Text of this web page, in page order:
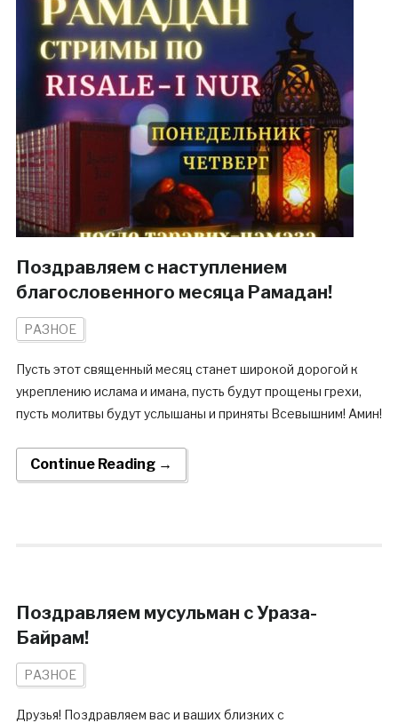
Поздравляем с наступлением
благословенного месяца Рамадан!
РАЗНОЕ
Пусть этот священный месяц станет широкой дорогой к
укреплению ислама и имана, пусть будут прощены грехи,
пусть молитвы будут услышаны и приняты Всевышним! Амин!
Continue Reading →
Поздравляем мусульман с Ураза-
Байрам!
РАЗНОЕ
Друзья! Поздравляем вас и ваших близких с